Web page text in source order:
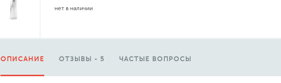
нет в наличии
ОПИСАНИЕ ОТЗЫВЫ - 5 ЧАСТЫЕ ВОПРОСЫ